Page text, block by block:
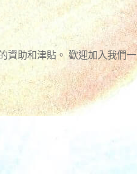
資助和津貼。 歡迎加入我們一